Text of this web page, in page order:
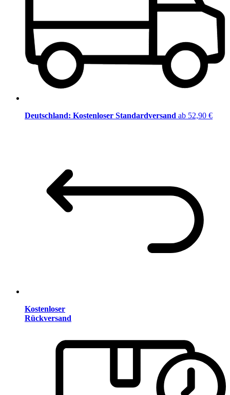
Deutschland: Kostenloser Standardversand ab 52,90 €
Kostenloser
Rückversand